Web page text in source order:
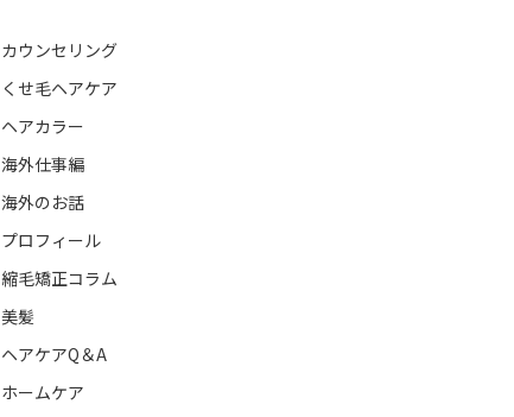
カウンセリング
くせ毛ヘアケア
ヘアカラー
海外仕事編
海外のお話
プロフィール
縮毛矯正コラム
美髪
ヘアケアQ＆A
ホームケア